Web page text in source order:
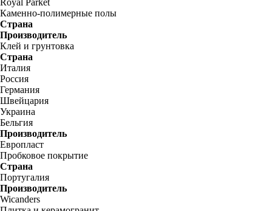
Royal Parket
Каменно-полимерные полы
Страна
Производитель
Клей и грунтовка
Страна
Италия
Россия
Германия
Швейцария
Украина
Бельгия
Производитель
Европласт
Пробковое покрытие
Страна
Португалия
Производитель
Wicanders